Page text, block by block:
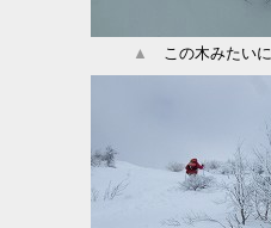
▲ この木みたいに